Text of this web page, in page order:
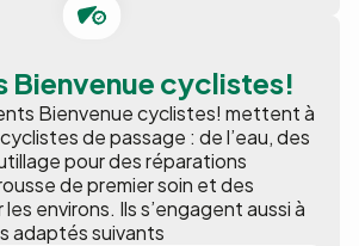
Bienvenue cyclistes!
Bienvenue cyclistes! mettent à
de passage : de l’eau, des
pour des réparations
de premier soin et des
environs. Ils s’engagent aussi à
adaptés suivants